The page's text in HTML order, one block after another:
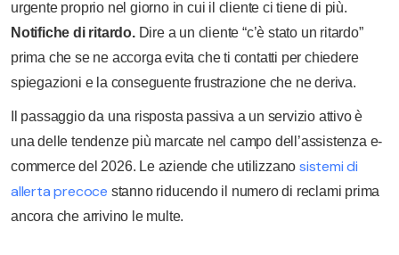
urgente proprio nel giorno in cui il cliente ci tiene di più.
Notifiche di ritardo. Dire a un cliente “c’è stato un ritardo”
prima che se ne accorga evita che ti contatti per chiedere
spiegazioni e la conseguente frustrazione che ne deriva.
Il passaggio da una risposta passiva a un servizio attivo è
una delle tendenze più marcate nel campo dell’assistenza e-
commerce del 2026. Le aziende che utilizzano sistemi di
allerta precoce stanno riducendo il numero di reclami prima
ancora che arrivino le multe.